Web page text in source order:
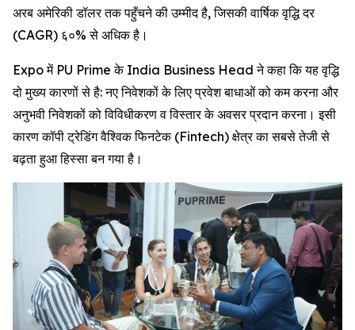
अरब अमेरिकी डॉलर तक पहुँचने की उम्मीद है, जिसकी वार्षिक वृद्धि दर
(CAGR) ६०% से अधिक है।
Expo में PU Prime के India Business Head ने कहा कि यह वृद्धि
दो मुख्य कारणों से है: नए निवेशकों के लिए प्रवेश बाधाओं को कम करना और
अनुभवी निवेशकों को विविधीकरण व विस्तार के अवसर प्रदान करना। इसी
कारण कॉपी ट्रेडिंग वैश्विक फिनटेक (Fintech) क्षेत्र का सबसे तेजी से
बढ़ता हुआ हिस्सा बन गया है।